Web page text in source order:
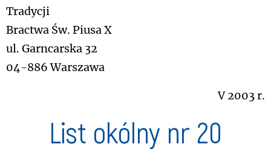
Tradycji
Bractwa Św. Piusa X
ul. Garncarska 32
04-886 Warszawa
V 2003 r.
List okólny nr 20